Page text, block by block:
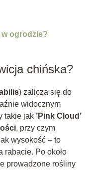
ogrodzie?
chińska?
) zalicza się do
widocznym
takie jak ’Pink Cloud’
, przy czym
wysokość – to
rabacie. Po około
prowadzone rośliny